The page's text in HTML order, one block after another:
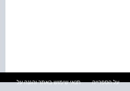
על הספרייה
תנאי שימוש באתר והגנה על